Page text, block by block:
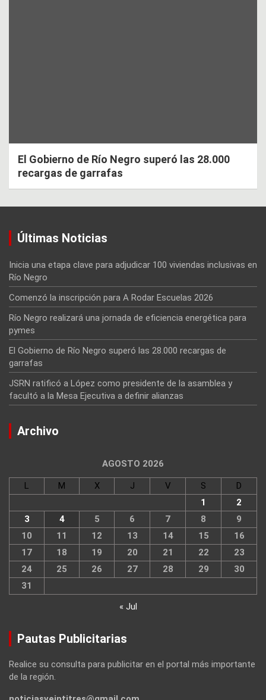
El Gobierno de Río Negro superó las 28.000
recargas de garrafas
Últimas Noticias
Inicia una etapa clave para adjudicar 100 viviendas inclusivas en
Río Negro
Comenzó la inscripción para A Rodar Escuelas 2026
Río Negro realizará una jornada de eficiencia energética para
pymes
El Gobierno de Río Negro superó las 28.000 recargas de
garrafas
JSRN ratificó a López como presidente de la asamblea y
facultó a la Mesa Ejecutiva a definir alianzas
Archivo
AGOSTO 2026
L M X J V S
D
1
2
3
4 5 6 7 8
9
10
11 12 13 14 15
16
17
18 19 20 21 22
23
24
25 26 27 28 29
30
31
« Jul
Pautas Publicitarias
Realice su consulta para publicitar en el portal más importante
de la región.